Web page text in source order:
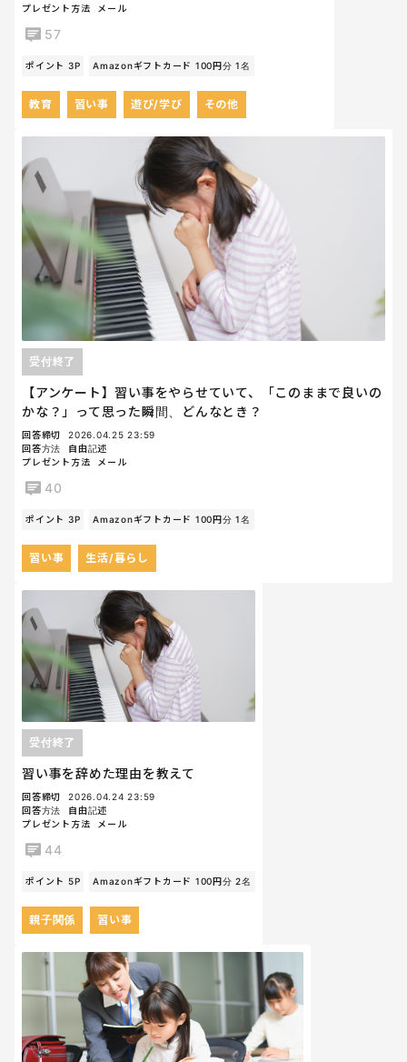
プレゼント方法
メール
57
ポイント 3P Amazonギフトカード 100円分 1名
教育 習い事 遊び/学び その他
【アンケート】習い事をやらせていて、「このままで良いの
かな？」って思った瞬間、どんなとき？
受付終了
回答締切
2026.04.25 23:59
回答方法
自由記述
プレゼント方法
メール
40
ポイント 3P Amazonギフトカード 100円分 1名
習い事 生活/暮らし
習い事を辞めた理由を教えて
受付終了
回答締切
2026.04.24 23:59
回答方法
自由記述
プレゼント方法
メール
44
ポイント 5P Amazonギフトカード 100円分 2名
親子関係 習い事